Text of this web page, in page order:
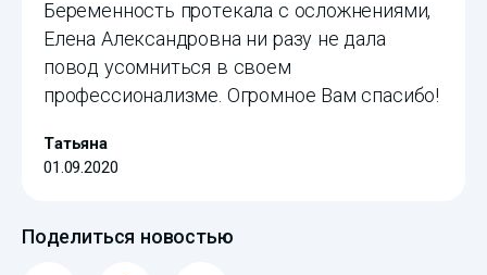
Беременность протекала с осложнениями,
Елена Александровна ни разу не дала
повод усомниться в своем
профессионализме. Огромное Вам спасибо!
Татьяна
01.09.2020
Поделиться новостью